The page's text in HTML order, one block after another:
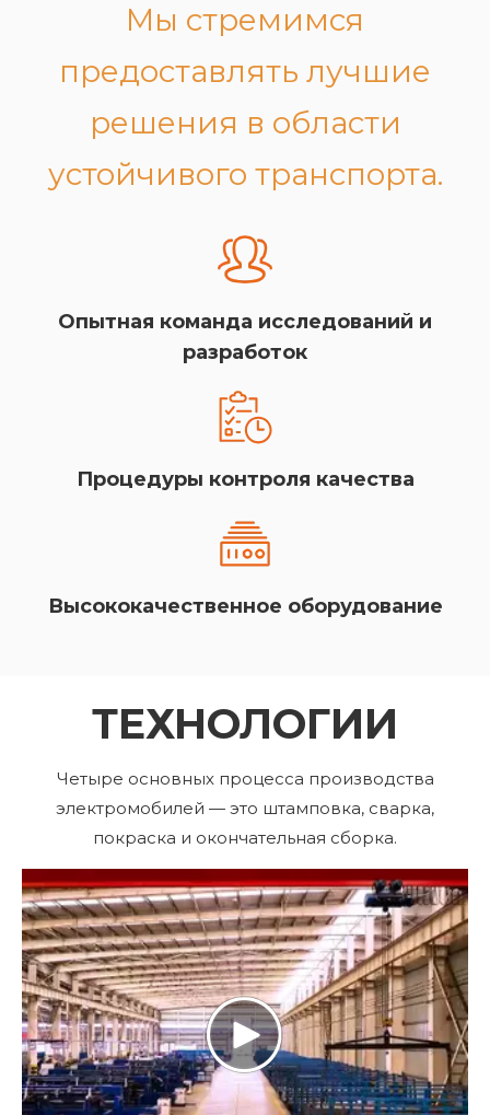
Мы стремимся
предоставлять лучшие
решения в области
устойчивого транспорта.
Опытная команда исследований и
разработок
Процедуры контроля качества
Высококачественное оборудование
ТЕХНОЛОГИИ
Четыре основных процесса производства
электромобилей — это штамповка, сварка,
покраска и окончательная сборка.